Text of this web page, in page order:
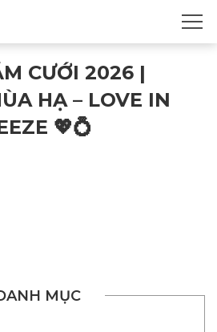
CƯỚI 2026 |
HẠ – LOVE IN
💖💍
MỤC